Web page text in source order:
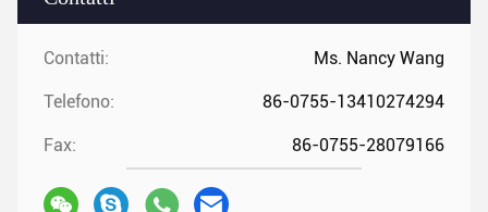
Contatti: Ms. Nancy Wang
Telefono: 86-0755-13410274294
Fax: 86-0755-28079166